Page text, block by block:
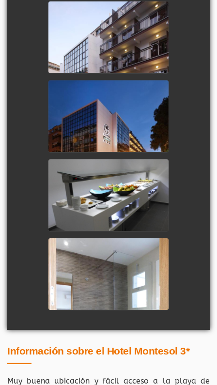
Información sobre el Hotel Montesol 3*
Muy buena ubicación y fácil acceso a la playa de